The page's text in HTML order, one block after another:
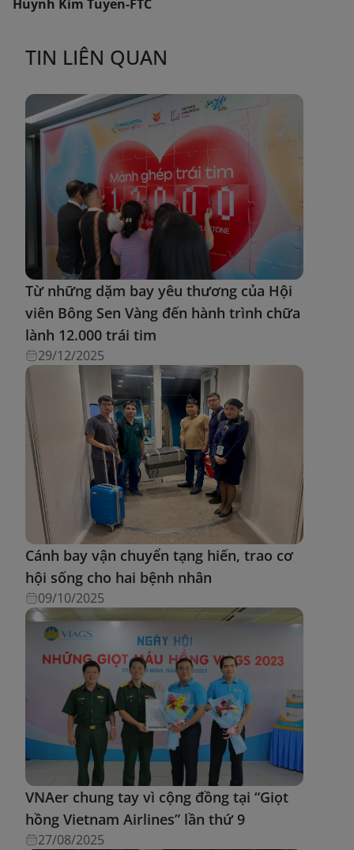
Huynh Kim Tuyen-FTC
TIN LIÊN QUAN
Từ những dặm bay yêu thương của Hội
viên Bông Sen Vàng đến hành trình chữa
lành 12.000 trái tim
29/12/2025
Cánh bay vận chuyển tạng hiến, trao cơ
hội sống cho hai bệnh nhân
09/10/2025
VNAer chung tay vì cộng đồng tại “Giọt
hồng Vietnam Airlines” lần thứ 9
27/08/2025